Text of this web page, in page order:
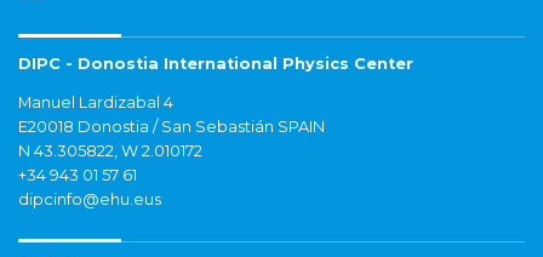
DIPC - Donostia International Physics Center
Manuel Lardizabal 4
E20018 Donostia / San Sebastián SPAIN
N 43.305822, W 2.010172
+34 943 01 57 61
dipcinfo@ehu.eus